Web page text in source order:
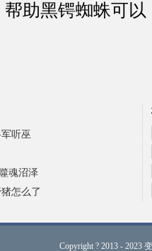
助黑锷蜘蛛可
听巫
魂沼泽
怎么了
Copyright ? 2013 - 2023